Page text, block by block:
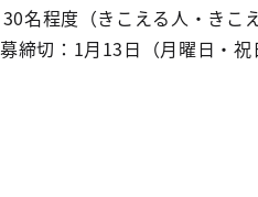
名程度（きこえる人・きこ
締切：1月13日（月曜日・祝